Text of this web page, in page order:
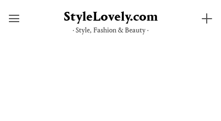
StyleLovely.com
· Style, Fashion & Beauty ·